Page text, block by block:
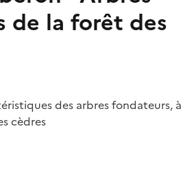
de la forêt des
des arbres fondateurs, à
cèdres